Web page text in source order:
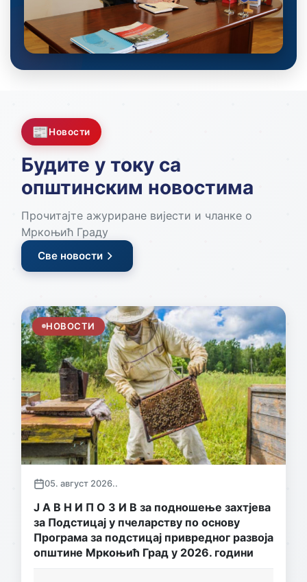
📰Новости
Будите у току са
општинским новостима
Прочитајте ажуриране вијести и чланке о
Мркоњић Граду
Све новости
НОВОСТИ
05. август 2026..
Ј А В Н И П О З И В за подношење захтјева
за Подстицај у пчеларству по основу
Програма за подстицај привредног развоја
општине Мркоњић Град у 2026. години